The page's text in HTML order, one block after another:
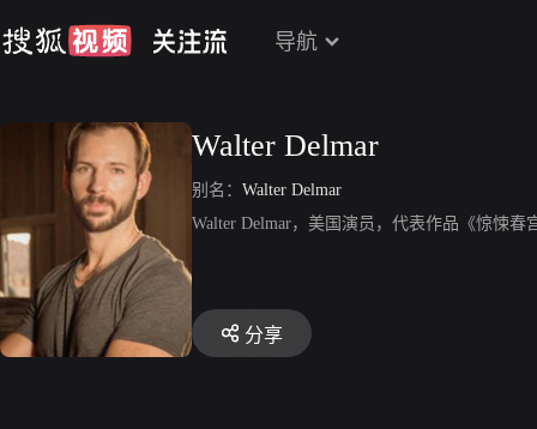
导航
Walter Delmar
别名： Walter Delmar
Walter Delmar，美国演员，代表作品《惊悚春
分享